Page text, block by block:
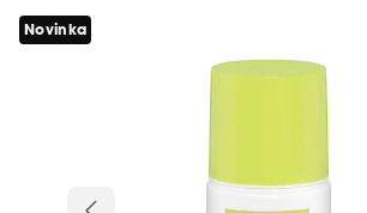
Novinka